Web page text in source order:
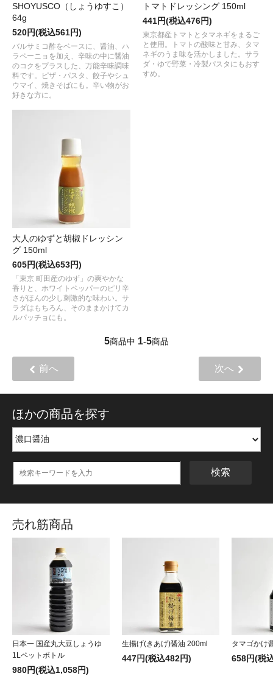
SHOYUSCO（しょうゆすこ）
64g
520円(税込561円)
バルサミコ酢をベースに、醤油、ハ
ラペーニョを加え、辛味の中に醤油
のコクをプラスした、万能辛味調味
料です。ピザ・パスタ、餃子やシュ
ウマイ、焼きそばにも。辛い物がお
好きな方に。
トマトドレッシング 150ml
441円(税込476円)
東京都産トマトとタマネギをまるご
と使用。トマトの酸味と甘み、タマ
ネギのうま味を活かしました。サラ
ダ・ゆで野菜・冷製パスタにもおす
すめ。
大人のゆずと胡椒ドレッシン
グ 150ml
605円(税込653円)
「東京 町田産のゆず」の爽やかな
香りと、ホワイトペッパーのピリ辛
さがほんの少し刺激的な味わい。サ
ラダはもちろん、そのままかけてカ
ルパッチョにも。
5商品中 1-5商品
前へ 次へ
ほかの商品を探す
検索
売れ筋商品
日本一 国産丸大豆しょうゆ
1Lペットボトル
980円(税込1,058円)
生揚げ(きあげ)醤油 200ml
447円(税込482円)
タマゴかけ
658円(税